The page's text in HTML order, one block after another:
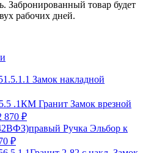
Забронированный товар будет
рабочих дней.
Замок накладной
Замок врезной
870 ₽
Ручка Эльбор к
₽